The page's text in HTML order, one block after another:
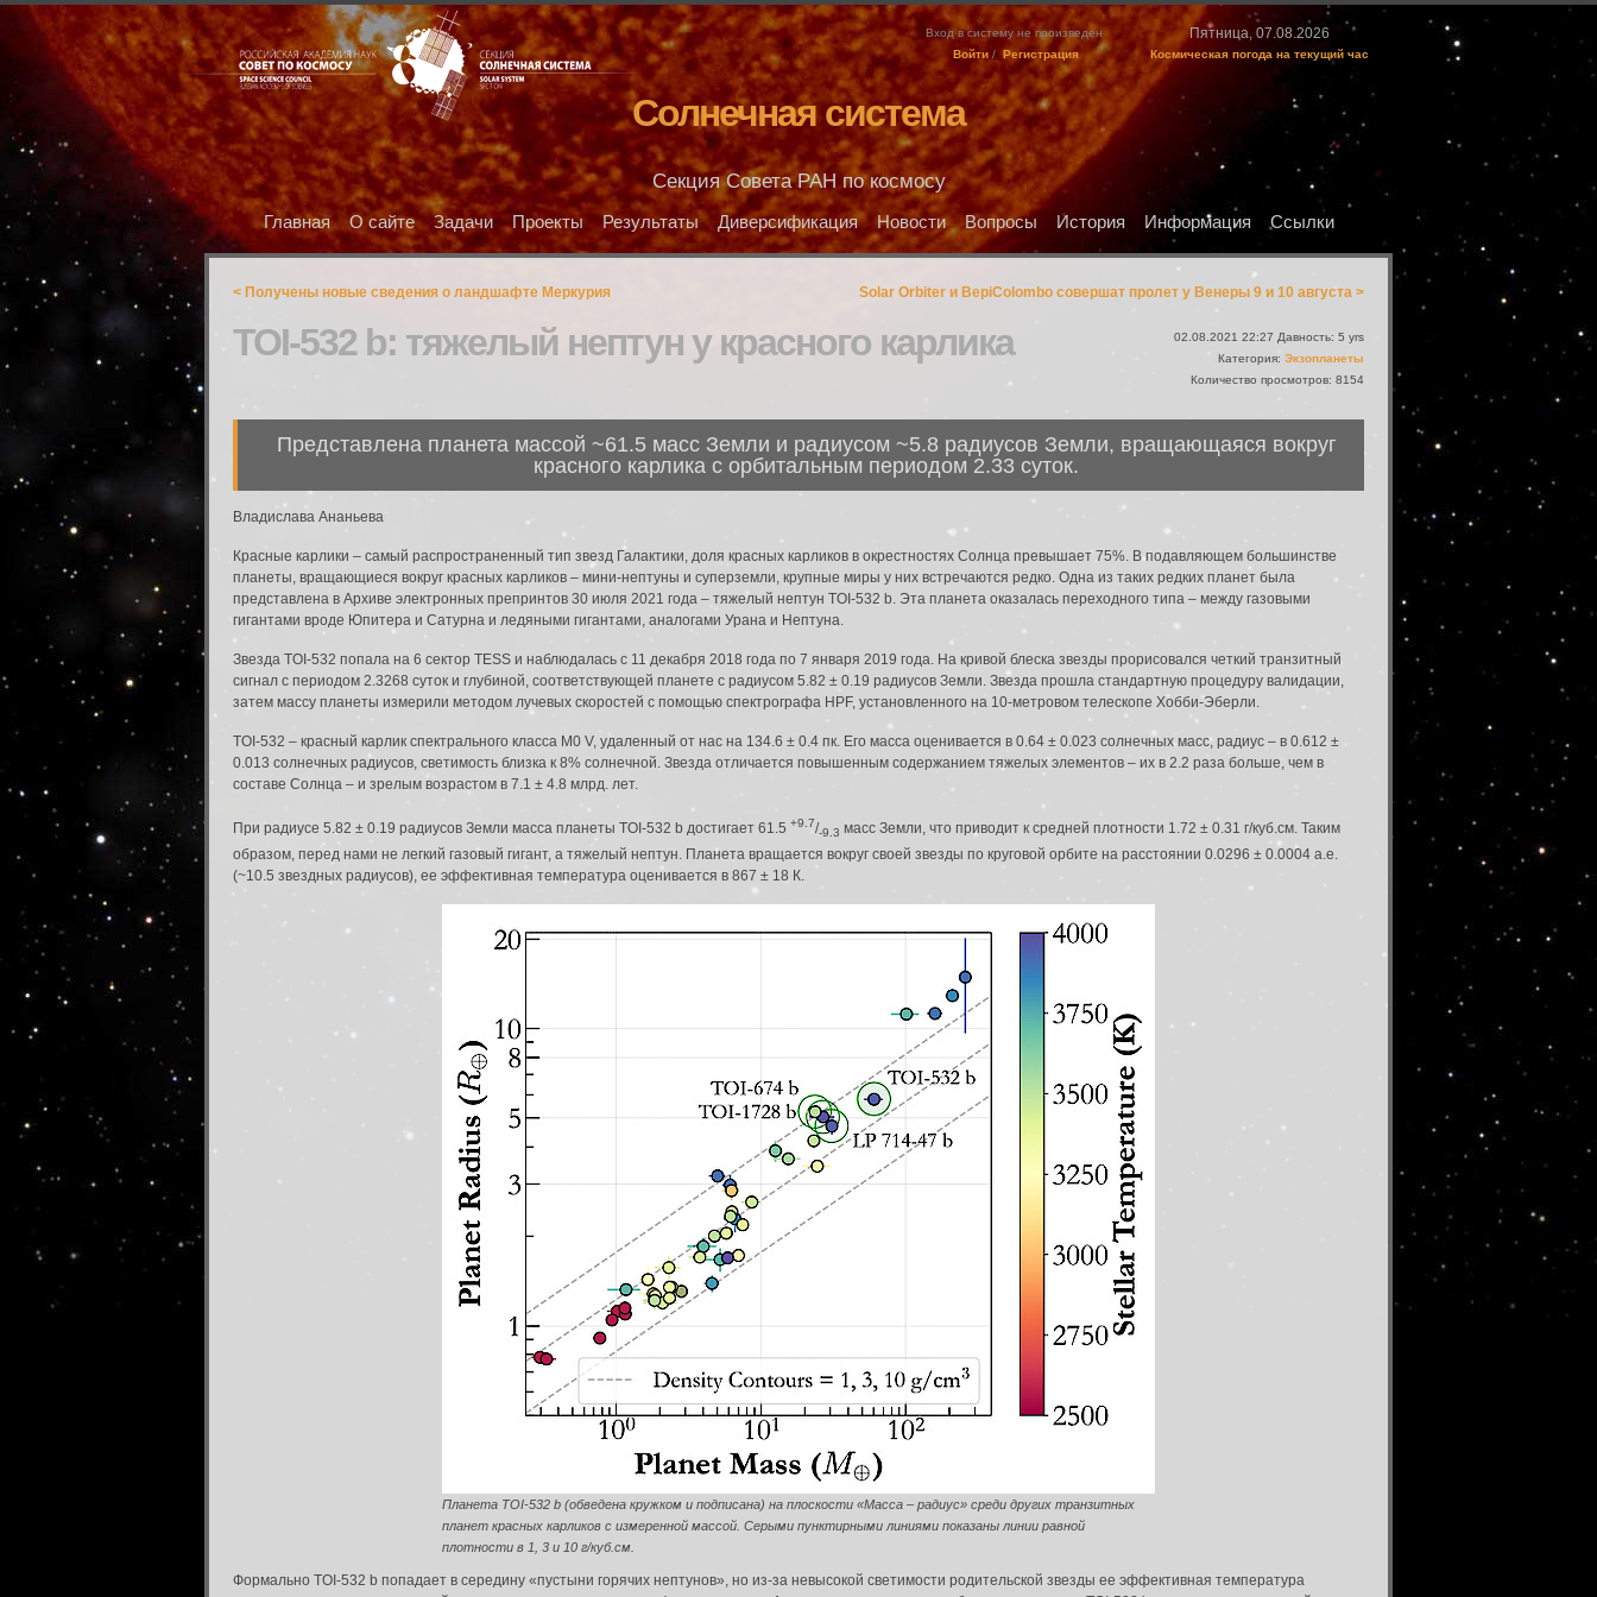
Пятница, 07.08.2026
Космическая погода на текущий час
Вход в систему не произведен
Войти / Регистрация
Солнечная система
Секция Совета РАН по космосу
Главная О сайте Задачи Проекты Результаты Диверсификация Новости Вопросы История Информация Ссылки
Solar Orbiter и BepiColombo совершат пролет у Венеры 9 и 10 августа >
< Получены новые сведения о ландшафте Меркурия
02.08.2021 22:27 Давность: 5 yrs
Категория: Экзопланеты
Количество просмотров: 8154
TOI-532 b: тяжелый нептун у красного карлика
Представлена планета массой ~61.5 масс Земли и радиусом ~5.8 радиусов Земли, вращающаяся вокруг
красного карлика с орбитальным периодом 2.33 суток.
Владислава Ананьева
Красные карлики – самый распространенный тип звезд Галактики, доля красных карликов в окрестностях Солнца превышает 75%. В подавляющем большинстве
планеты, вращающиеся вокруг красных карликов – мини-нептуны и суперземли, крупные миры у них встречаются редко. Одна из таких редких планет была
представлена в Архиве электронных препринтов 30 июля 2021 года – тяжелый нептун TOI-532 b. Эта планета оказалась переходного типа – между газовыми
гигантами вроде Юпитера и Сатурна и ледяными гигантами, аналогами Урана и Нептуна.
Звезда TOI-532 попала на 6 сектор TESS и наблюдалась с 11 декабря 2018 года по 7 января 2019 года. На кривой блеска звезды прорисовался четкий транзитный
сигнал с периодом 2.3268 суток и глубиной, соответствующей планете с радиусом 5.82 ± 0.19 радиусов Земли. Звезда прошла стандартную процедуру валидации,
затем массу планеты измерили методом лучевых скоростей с помощью спектрографа HPF, установленного на 10-метровом телескопе Хобби-Эберли.
TOI-532 – красный карлик спектрального класса M0 V, удаленный от нас на 134.6 ± 0.4 пк. Его масса оценивается в 0.64 ± 0.023 солнечных масс, радиус – в 0.612 ±
0.013 солнечных радиусов, светимость близка к 8% солнечной. Звезда отличается повышенным содержанием тяжелых элементов – их в 2.2 раза больше, чем в
составе Солнца – и зрелым возрастом в 7.1 ± 4.8 млрд. лет.
При радиусе 5.82 ± 0.19 радиусов Земли масса планеты TOI-532 b достигает 61.5 +9.7/-9.3 масс Земли, что приводит к средней плотности 1.72 ± 0.31 г/куб.см. Таким
образом, перед нами не легкий газовый гигант, а тяжелый нептун. Планета вращается вокруг своей звезды по круговой орбите на расстоянии 0.0296 ± 0.0004 а.е.
(~10.5 звездных радиусов), ее эффективная температура оценивается в 867 ± 18 К.
Планета TOI-532 b (обведена кружком и подписана) на плоскости «Масса – радиус» среди других транзитных
планет красных карликов с измеренной массой. Серыми пунктирными линиями показаны линии равной
плотности в 1, 3 и 10 г/куб.см.
Формально TOI-532 b попадает в середину «пустыни горячих нептунов», но из-за невысокой светимости родительской звезды ее эффективная температура
Введите имя пользователя и пароль для входа в систему:
Имя пользователя: